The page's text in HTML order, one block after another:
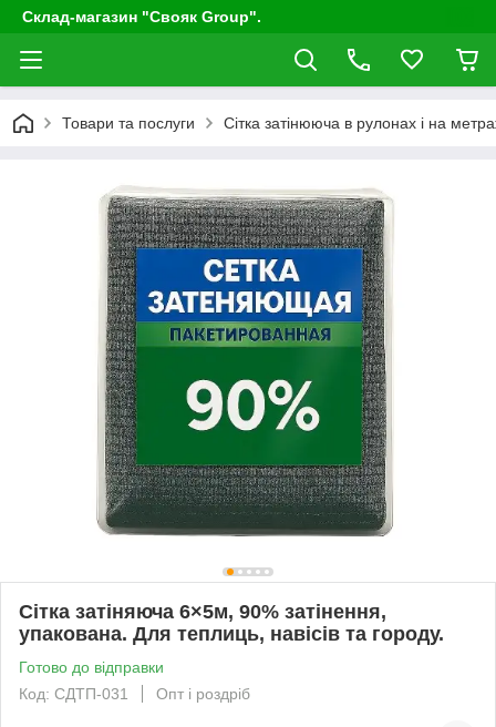
Склад-магазин "Свояк Group".
Товари та послуги Сітка затінююча в рулонах і на
Сітка затіняюча 6×5м, 90% затінення,
упакована. Для теплиць, навісів та городу.
Готово до відправки
Код: СДТП-031
Опт і роздріб